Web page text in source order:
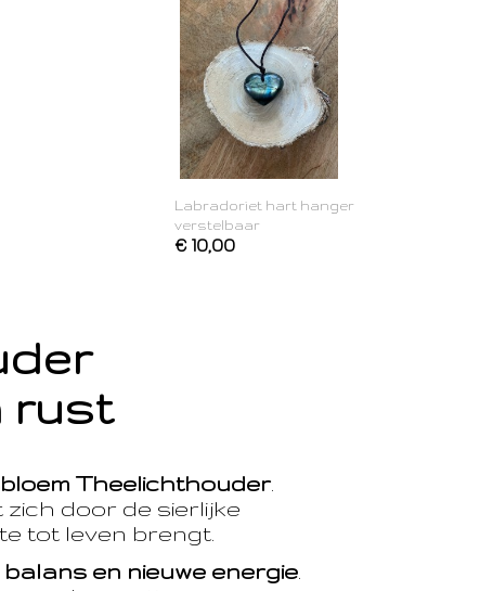
Labradoriet hart hanger
verstelbaar
€ 10,00
rust
Theelichthouder.
door de sierlijke
tot leven brengt.
en nieuwe energie.